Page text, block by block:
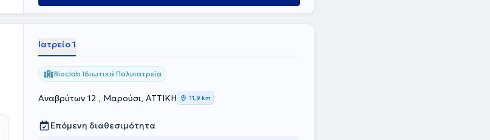
Ιατρείο 1
Bioclab Ιδιωτικά Πολυιατρεία
Αναβρύτων 12 , Μαρούσι, ΑΤΤΙΚΗ 11,9 km
Επόμενη διαθεσιμότητα